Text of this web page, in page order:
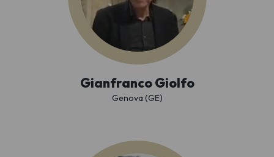
Gianfranco Giolfo
Genova (GE)